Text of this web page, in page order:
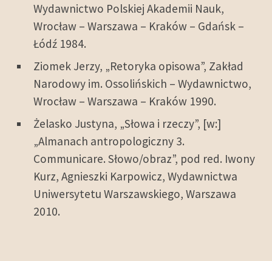
Wydawnictwo Polskiej Akademii Nauk,
Wrocław – Warszawa – Kraków – Gdańsk –
Łódź 1984.
Ziomek Jerzy, „Retoryka opisowa”, Zakład
Narodowy im. Ossolińskich – Wydawnictwo,
Wrocław – Warszawa – Kraków 1990.
Żelasko Justyna, „Słowa i rzeczy”, [w:]
„Almanach antropologiczny 3.
Communicare. Słowo/obraz”, pod red. Iwony
Kurz, Agnieszki Karpowicz, Wydawnictwa
Uniwersytetu Warszawskiego, Warszawa
2010.